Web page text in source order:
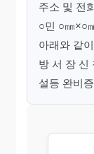
주소 및 전
○민 ○㎜×○
아래와 같
방 서 장 신
설등 완비